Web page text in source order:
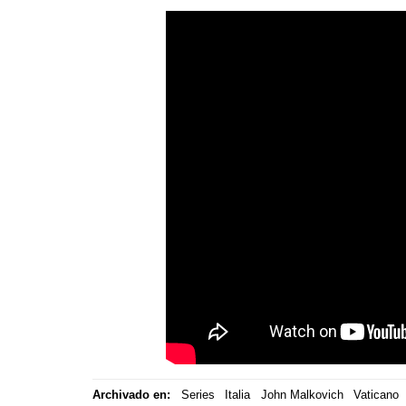
Archivado en: Series Italia John Malkovich Vaticano